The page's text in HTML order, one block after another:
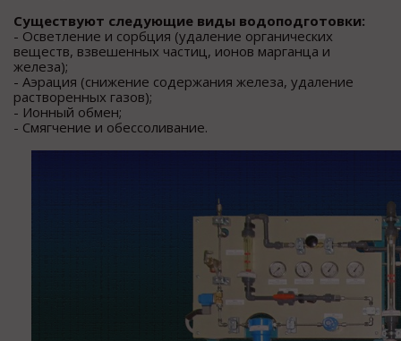
Существуют следующие виды водоподготовки:
- Осветление и сорбция (удаление органических
веществ, взвешенных частиц, ионов марганца и
железа);
- Аэрация (снижение содержания железа, удаление
растворенных газов);
- Ионный обмен;
- Смягчение и обессоливание.